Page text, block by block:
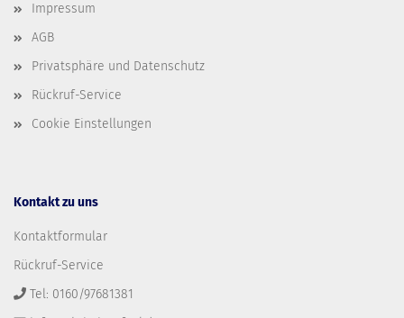
Impressum
AGB
Privatsphäre und Datenschutz
Rückruf-Service
Cookie Einstellungen
Kontakt zu uns
Kontaktformular
Rückruf-Service
Tel: 0160/97681381